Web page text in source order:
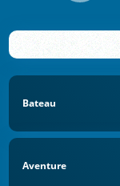
Bateau
Aventure